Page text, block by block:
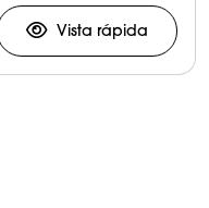
Celulares y
Tabletas
Vista rápida